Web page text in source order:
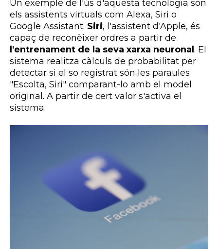
Un exemple de l'ús d'aquesta tecnologia són
els assistents virtuals com Alexa, Siri o
Google Assistant. Siri, l'assistent d'Apple, és
capaç de reconèixer ordres a partir de
l'entrenament de la seva xarxa neuronal. El
sistema realitza càlculs de probabilitat per
detectar si el so registrat són les paraules
"Escolta, Siri" comparant-lo amb el model
original. A partir de cert valor s'activa el
sistema.